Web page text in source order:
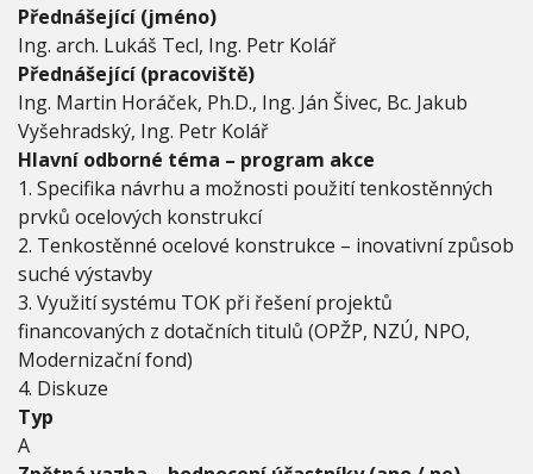
t
v
í
-
t
e
n
k
o
s
t
ě
n
n
é
o
c
e
l
o
v
Přednášející (jméno)
Ing. arch. Lukáš Tecl, Ing. Petr Kolář
Přednášející (pracoviště)
Ing. Martin Horáček, Ph.D., Ing. Ján Šivec, Bc. Jakub
Vyšehradský, Ing. Petr Kolář
Hlavní odborné téma – program akce
1. Specifika návrhu a možnosti použití tenkostěnných
prvků ocelových konstrukcí
2. Tenkostěnné ocelové konstrukce – inovativní způsob
suché výstavby
3. Využití systému TOK při řešení projektů
financovaných z dotačních titulů (OPŽP, NZÚ, NPO,
Modernizační fond)
4. Diskuze
Typ
A